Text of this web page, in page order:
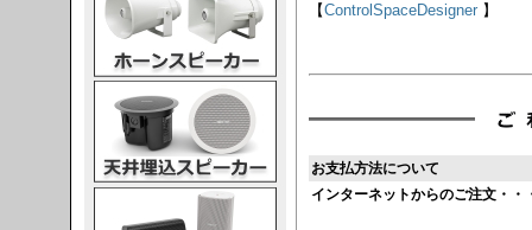
【ControlSpaceDesigner 】
お支払方法について
インターネットからのご注文・・